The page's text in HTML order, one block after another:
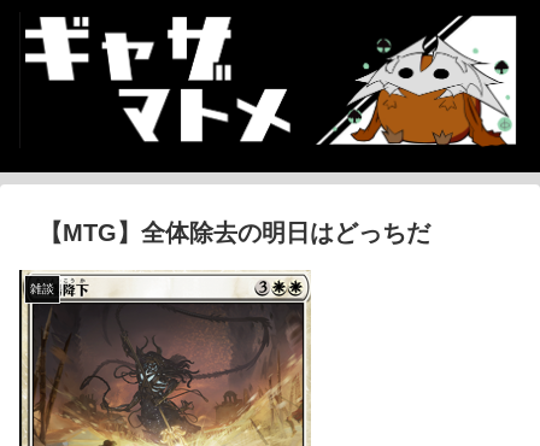
【MTG】全体除去の明日はどっちだ
雑談